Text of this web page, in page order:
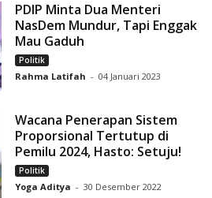
PDIP Minta Dua Menteri
NasDem Mundur, Tapi Enggak
Mau Gaduh
Politik
Rahma Latifah - 04 Januari 2023
Wacana Penerapan Sistem
Proporsional Tertutup di
Pemilu 2024, Hasto: Setuju!
Politik
Yoga Aditya - 30 Desember 2022